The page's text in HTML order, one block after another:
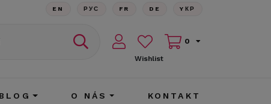
EN РУС FR DE YКР
Wishlist
0
BLOG O NÁS KONTAKT